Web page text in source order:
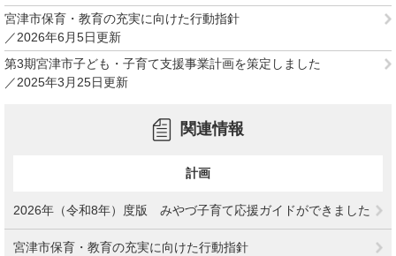
宮津市保育・教育の充実に向けた行動指針
2026年6月5日更新
第3期宮津市子ども・子育て支援事業計画を策定しました
2025年3月25日更新
関連情報
計画
2026年（令和8年）度版 みやづ子育て応援ガイドができました
宮津市保育・教育の充実に向けた行動指針